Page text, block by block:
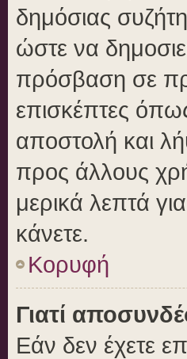
δημόσιας
ώστε να
πρόσβαση σε
επισκέπτες
αποστολή και
προς άλλους
μερικά λεπτά
κάνετε.
Κορυφή
Γιατί
Εάν δεν έχετε